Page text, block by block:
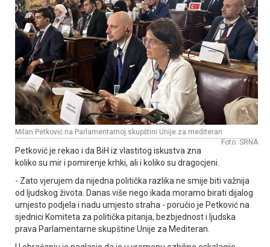
Milan Petković na Parlamentarnoj skupštini Unije za mediteran
Foto: SRNA
Petković je rekao i da BiH iz vlastitog iskustva zna
koliko su mir i pomirenje krhki, ali i koliko su dragocjeni.
- Zato vjerujem da nijedna politička razlika ne smije biti važnija
od ljudskog života. Danas više nego ikada moramo birati dijalog
umjesto podjela i nadu umjesto straha - poručio je Petković na
sjednici Komiteta za politička pitanja, bezbjednost i ljudska
prava Parlamentarne skupštine Unije za Mediteran.